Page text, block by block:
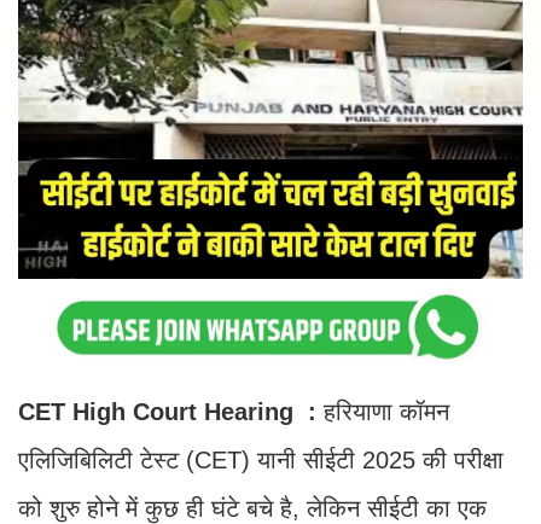
CET High Court Hearing : हरियाणा कॉमन
एलिजिबिलिटी टेस्ट (CET) यानी सीईटी 2025 की परीक्षा
को शुरु होने में कुछ ही घंटे बचे है, लेकिन सीईटी का एक